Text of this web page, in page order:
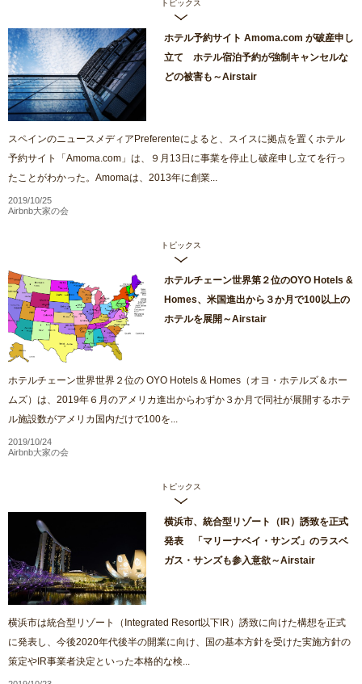
トピックス
ホテル予約サイト Amoma.com が破産申し
立て ホテル宿泊予約が強制キャンセルな
どの被害も～Airstair
スペインのニュースメディアPreferenteによると、スイスに拠点を置くホテル
予約サイト「Amoma.com」は、９月13日に事業を停止し破産申し立てを行っ
たことがわかった。Amomaは、2013年に創業...
2019/10/25
Airbnb大家の会
トピックス
ホテルチェーン世界第２位のOYO Hotels &
Homes、米国進出から３か月で100以上の
ホテルを展開～Airstair
ホテルチェーン世界世界２位の OYO Hotels & Homes（オヨ・ホテルズ＆ホー
ムズ）は、2019年６月のアメリカ進出からわずか３か月で同社が展開するホテ
ル施設数がアメリカ国内だけで100を...
2019/10/24
Airbnb大家の会
トピックス
横浜市、統合型リゾート（IR）誘致を正式
発表 「マリーナベイ・サンズ」のラスベ
ガス・サンズも参入意欲～Airstair
横浜市は統合型リゾート（Integrated Resort以下IR）誘致に向けた構想を正式
に発表し、今後2020年代後半の開業に向け、国の基本方針を受けた実施方針の
策定やIR事業者決定といった本格的な検...